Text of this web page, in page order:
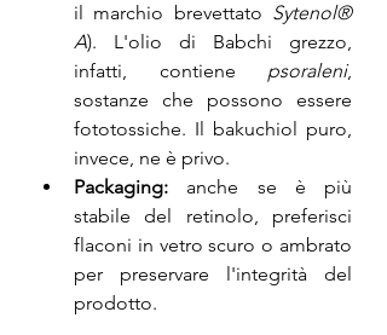
il marchio brevettato Sytenol®
A). L'olio di Babchi grezzo,
infatti, contiene psoraleni,
sostanze che possono essere
fototossiche. Il bakuchiol puro,
invece, ne è privo.
Packaging: anche se è più
stabile del retinolo, preferisci
flaconi in vetro scuro o ambrato
per preservare l'integrità del
prodotto.